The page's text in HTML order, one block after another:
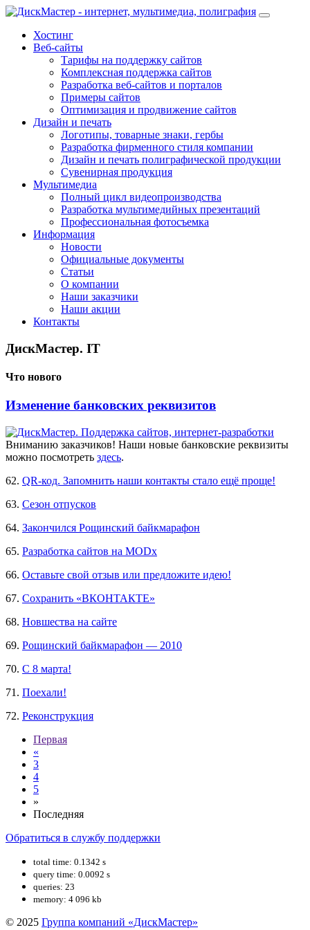
Хостинг
Веб-сайты
Тарифы на поддержку сайтов
Комплексная поддержка сайтов
Разработка веб-сайтов и порталов
Примеры сайтов
Оптимизация и продвижение сайтов
Дизайн и печать
Логотипы, товарные знаки, гербы
Разработка фирменного стиля компании
Дизайн и печать полиграфической продукции
Сувенирная продукция
Мультимедиа
Полный цикл видеопроизводства
Разработка мультимедийных презентаций
Профессиональная фотосъемка
Информация
Новости
Официальные документы
Статьи
О компании
Наши заказчики
Наши акции
Контакты
ДискМастер. IT
Что нового
Изменение банковских реквизитов
Вниманию заказчиков! Наши новые банковские реквизиты
можно посмотреть здесь.
62. QR-код. Запомнить наши контакты стало ещё проще!
63. Сезон отпусков
64. Закончился Рощинский байкмарафон
65. Разработка сайтов на MODx
66. Оставьте свой отзыв или предложите идею!
67. Сохранить «ВКОНТАКТЕ»
68. Новшества на сайте
69. Рощинский байкмарафон — 2010
70. С 8 марта!
71. Поехали!
72. Реконструкция
Первая
«
3
4
5
»
Последняя
Обратиться в службу поддержки
total time: 0.1342 s
query time: 0.0092 s
queries: 23
memory: 4 096 kb
© 2025 Группа компаний «ДискМастер»